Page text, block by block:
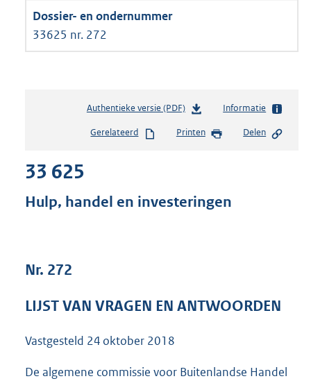
33625 nr. 272
Authentieke versie (PDF)b
s
s
e
K
Informatie
Gerelateerd Printen Delen
33 625
Hulp, handel en investeringen
Nr. 272
LIJST VAN VRAGEN EN ANTWOORDEN
Vastgesteld 24 oktober 2018
De algemene commissie voor Buitenlandse Handel